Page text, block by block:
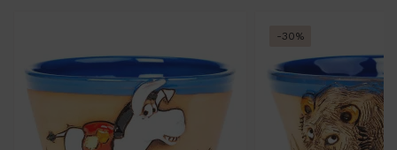
-30%